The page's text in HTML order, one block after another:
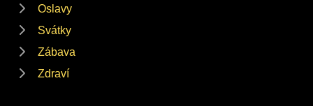
Oslavy
Svátky
Zábava
Zdraví